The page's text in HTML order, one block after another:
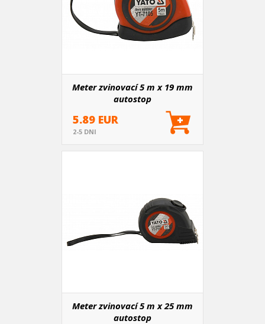
Meter zvinovací 5 m x 19 mm
autostop
5.89 EUR
2-5 DNI
Meter zvinovací 5 m x 25 mm
autostop